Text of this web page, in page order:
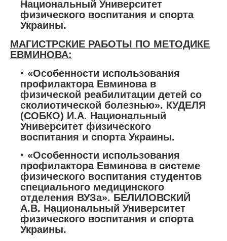
Национальный Университет
физического воспитания и спорта
Украины.
МАГИСТРСКИЕ РАБОТЫ ПО МЕТОДИКЕ
ЕВМИНОВА:
«Особенности использования
профилактора Евминова в
физической реабилитации детей со
сколиотической болезнью». КУДЕЛЯ
(СОБКО) И.А. Национальный
Университет физического
воспитания и спорта Украины.
«Особенности использования
профилактора Евминова в системе
физического воспитания студентов
специального медицинского
отделения ВУЗа». БЕЛИЛОВСКИЙ
А.В. Национальный Университет
физического воспитания и спорта
Украины.